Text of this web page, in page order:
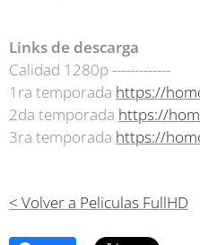
Links de descarga
Calidad 1280p -------------
1ra temporada https://
2da temporada https://
3ra temporada https://
< Volver a Peliculas FullHD